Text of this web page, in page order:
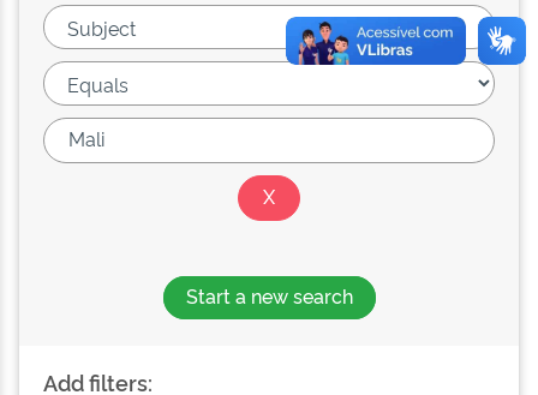
Start a new search
Add filters: